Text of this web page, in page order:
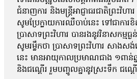
ជំនាញការ និងមន្ត្រីអាជ្ញាធរជាតិព្រះវិ
សូមប្រែក្លាយការឈឺចាប់នេះ ទៅជាកា
ប្រាសាទព្រះវិហារ បានរងនូវវិនាសកម្
សូមរម្លឹកថា ប្រាសាទព្រះវិហារ សាង
នេះ មានអាយុកាលប្រមាណជាង ១ពាន់
និងជណ្តើរ រួមបញ្ចូលគ្នានូវស្រះទឹក ជណ្ត